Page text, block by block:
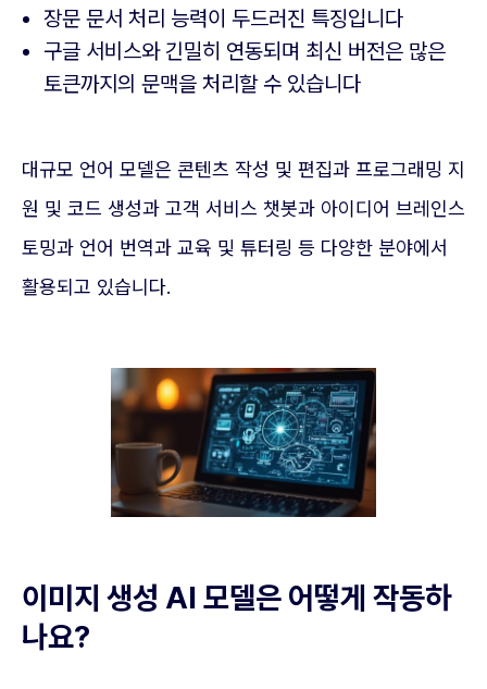
장문 문서 처리 능력이 두드러진 특징입니다
구글 서비스와 긴밀히 연동되며 최신 버전은 많은
토큰까지의 문맥을 처리할 수 있습니다
대규모 언어 모델은 콘텐츠 작성 및 편집과 프로그래밍 지
원 및 코드 생성과 고객 서비스 챗봇과 아이디어 브레인스
토밍과 언어 번역과 교육 및 튜터링 등 다양한 분야에서
활용되고 있습니다.
이미지 생성 AI 모델은 어떻게 작동하
나요?